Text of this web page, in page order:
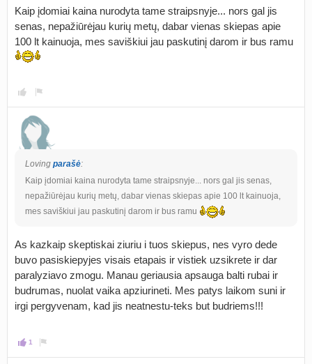
Kaip įdomiai kaina nurodyta tame straipsnyje... nors gal jis
senas, nepažiūrėjau kurių metų, dabar vienas skiepas apie
100 lt kainuoja, mes saviškiui jau paskutinį darom ir bus ramu
Loving parašė:
Kaip įdomiai kaina nurodyta tame straipsnyje... nors gal jis senas,
nepažiūrėjau kurių metų, dabar vienas skiepas apie 100 lt kainuoja,
mes saviškiui jau paskutinį darom ir bus ramu
As kazkaip skeptiskai ziuriu i tuos skiepus, nes vyro dede
buvo pasiskiepyjes visais etapais ir vistiek uzsikrete ir dar
paralyziavo zmogu. Manau geriausia apsauga balti rubai ir
budrumas, nuolat vaika apziurineti. Mes patys laikom suni ir
irgi pergyvenam, kad jis neatnestu-teks but budriems!!!
1